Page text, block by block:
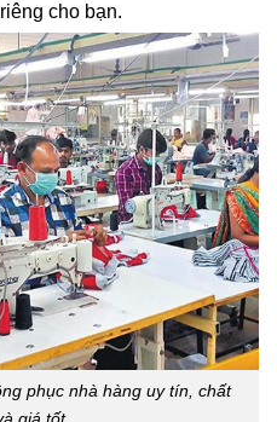
cho bạn.
phục nhà hàng uy tín, chất
giá tốt